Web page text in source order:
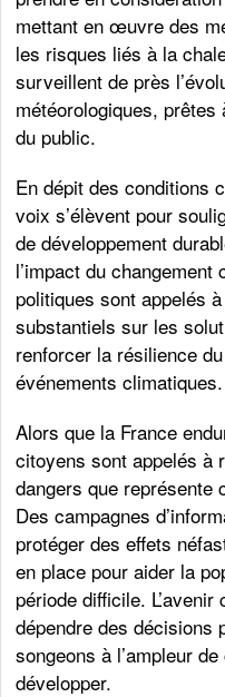
mettant en œuvre des
les risques liés à la
surveillent de près
météorologiques, prêtes
du public.
En dépit des conditions
voix s’élèvent pour
de développement
l’impact du
politiques sont appelés
substantiels sur les
renforcer la résilience
événements climatiques.
Alors que la France
citoyens sont appelés à
dangers que représente
Des campagnes
protéger des effets
en place pour aider la
période difficile.
dépendre des décisions
songeons à l’ampleur
développer.